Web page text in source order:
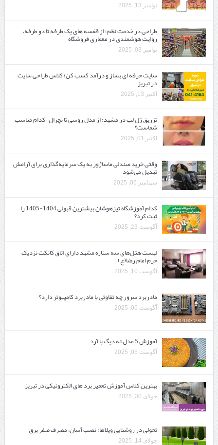
نوامبر 13, 2025
طراحی در خدمت نظم؛ از قفسه ‌های یک‌ طرفه تا دو طرفه،
روایت هوشمندی در معماری فروشگاه
نوامبر 03, 2025
سایت حرفه ‌ای بساز و درآمد کسب کن؛ کلاس طراحی سایت
در تبریز
اکتبر 13, 2025
تزریق ژل لب در مشهد: از مدل روسی تا نچرال | کدام مناسب
شماست؟
اکتبر 01, 2025
وقتی خرید صندلی ماساژور به یک سرمایه‌گذاری برای آرامش
تبدیل می‌شود
سپتامبر 06, 2025
کدام آموزشگاه تیزهوشان بیشترین قبولی 1404-1405 را
ثبت کرد؟
آگوست 23, 2025
لیست هتل‌های سه ستاره مشهد دارای اتاق کانکت نزدیک
حرم امام رضا(ع)
آگوست 10, 2025
مادربرد سرور چه تفاوتی با مادربرد کامپیوتر دارد؟
آگوست 06, 2025
آموزش 5 مدل ته دیگ با آرد
آگوست 05, 2025
بهترین کلاس آموزش تعمیر برد های الکترونیکی در تبریز
جولای 30, 2025
تحولی در روشنایی ویلاها: نصب آسان، مصرف صفر برق
جولای 14, 2025